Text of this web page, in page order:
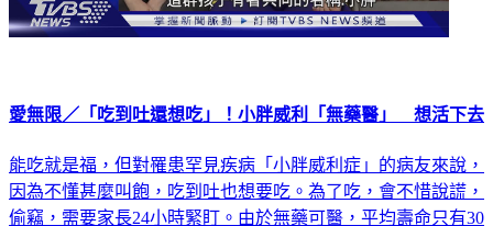
愛無限／「吃到吐還想吃」！小胖威利「無藥醫」 想活下去
能吃就是福，但對罹患罕見疾病「小胖威利症」的病友來說，
因為不懂甚麼叫飽，吃到吐也想要吃。為了吃，會不惜說謊，
偷竊，需要家長24小時緊盯。由於無藥可醫，平均壽命只有30